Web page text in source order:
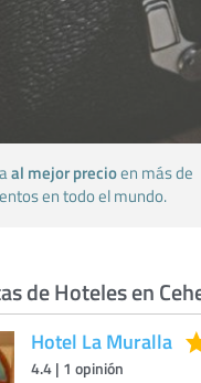
al mejor precioen más de
en todo el mundo.
de Hoteles en
Hotel La Muralla
4.4 | 1 opinión